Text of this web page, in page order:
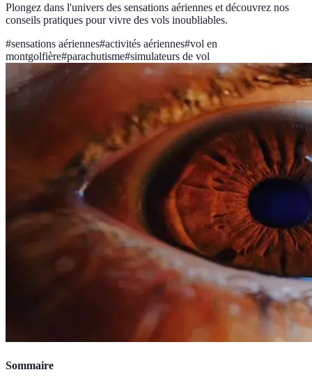
Plongez dans l'univers des sensations aériennes et découvrez nos
conseils pratiques pour vivre des vols inoubliables.
#sensations aériennes#activités aériennes#vol en
montgolfière#parachutisme#simulateurs de vol
Sommaire